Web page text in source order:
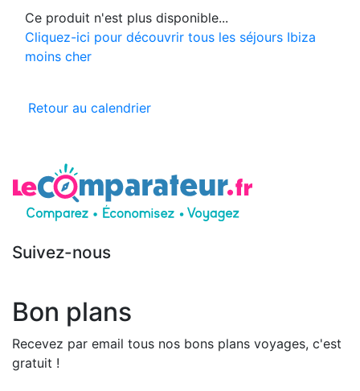
Ce produit n'est plus disponible...
Cliquez-ici pour découvrir tous les séjours Ibiza
moins cher
Retour au calendrier
Suivez-nous
Bon plans
Recevez par email tous nos bons plans voyages, c'est
gratuit !